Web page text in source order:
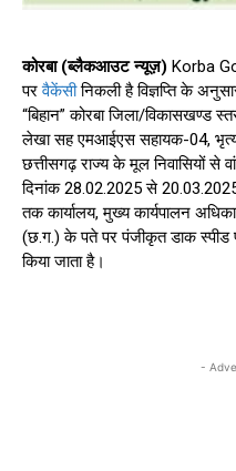
कोरबा (ब्लैकआउट न्यूज़) Korba
परवैकेंसीनिकली है विज्ञप्ति के
“बिहान” कोरबा जिला/विकासखण्ड
लेखा सह एमआईएस सहायक-04,
छत्तीसगढ़ राज्य के मूल निवासियों से
दिनांक 28.02.2025 से
तक कार्यालय, मुख्य कार्यपालन
(छ.ग.) के पते पर पंजीकृत डाक
किया जाता है।
-